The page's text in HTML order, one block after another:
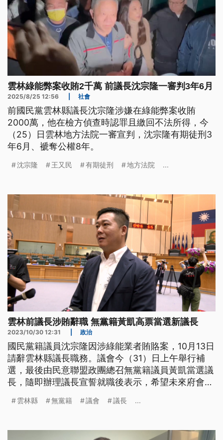
雲林綠能弊案收賄2千萬 前議長沈宗隆一審判3年6月
2025/8/25 12:56 社會
前國民黨雲林縣議長沈宗隆涉嫌在綠能弊案收賄
2000萬，他在檢方偵查時認罪且繳回不法所得，今
（25）日雲林地方法院一審宣判，沈宗隆有期徒刑3
年6月、褫奪公權8年。
沈宗隆 王又民 有期徒刑 地方法院 ...
雲林前議長涉賄辭職 無黨籍黃凱高票當選新議長
2023/10/30 12:31 政治
國民黨籍議員沈宗隆因涉綠能業者賄賂案，10月13日
請辭雲林縣議長職務。議會今（31）日上午舉行補
選，最後由民意聯盟政團總召無黨籍議員黃凱當選議
長，隨即辦理議長宣誓就職後表示，希望未來府會不
雲林縣 無黨籍 議會 議長 ...